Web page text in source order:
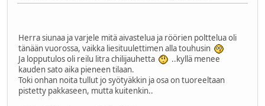
Herra siunaa ja varjele mitä aivastelua ja röörien polttelua oli
tänään vuorossa, vaikka liesituulettimen alla touhusin
Ja lopputulos oli reilu litra chilijauhetta
..kyllä menee
kauden sato aika pieneen tilaan.
Toki onhan noita tullut jo syötyäkkin ja osa on tuoreeltaan
pistetty pakkaseen, mutta kuitenkin..